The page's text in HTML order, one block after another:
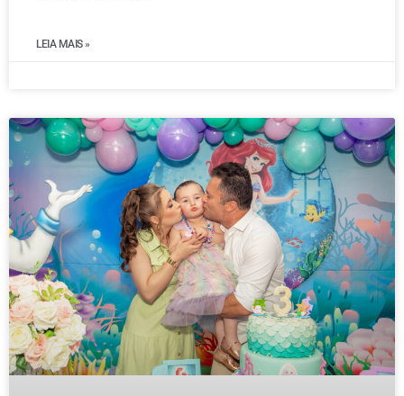
LEIA MAIS »